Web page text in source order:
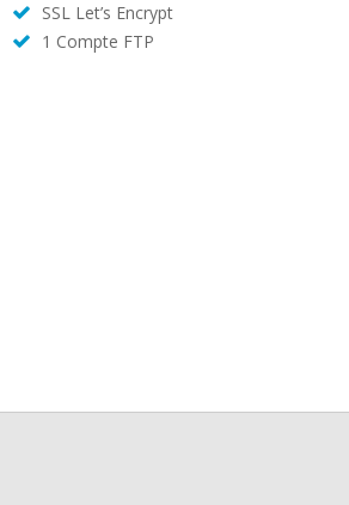
SSL Let’s Encrypt
1 Compte FTP